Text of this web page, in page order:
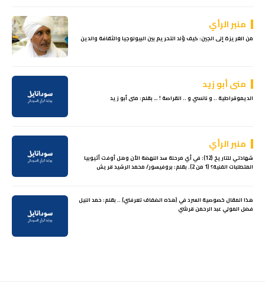
منبر الرأي
من الغريزة إلى الجين: كيف وُلد التحريم بين البيولوجيا والثقافة والدين
منى أبو زيد
الديموقراطية .. و نانسي و .. القراصة ! … بقلم: منى أبو زيد
منبر الرأي
شهادتي للتاريخ (12): في أي مرحلة سد النهضة الأن وهل أوفت أثيوبيا
المتطلبات الفنية؟ (1 من 2). بقلم: بروفيسور/ محمد الرشيد قريش
هذا المقال خصوصية السرد في (هذه الضفاف تعرفني) .. بقلم: حمد النيل
فضل المولي عبد الرحمن قرشي